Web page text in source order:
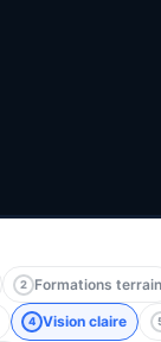
2 Formations terrain
4 Vision claire